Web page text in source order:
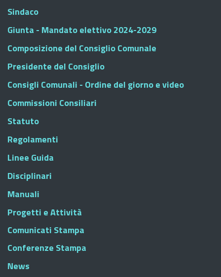
Sindaco
Giunta - Mandato elettivo 2024-2029
Composizione del Consiglio Comunale
Presidente del Consiglio
Consigli Comunali - Ordine del giorno e video
Commissioni Consiliari
Statuto
Regolamenti
Linee Guida
Disciplinari
Manuali
Progetti e Attività
Comunicati Stampa
Conferenze Stampa
News